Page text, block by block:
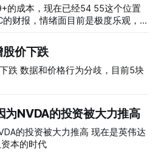
，现在已经54 55这个位置
财报，情绪面目前是极度乐观，反
做，放远些, 因为18A的经验还未
当然财报可以继续出新消息顶一下
压力位置。 数据在70驻扎 整体呈现 47 – 60 短期位置
股价下跌
前5块
为NVDA的投资被大力推高
资被大力推高 现在是英伟达
本的时代